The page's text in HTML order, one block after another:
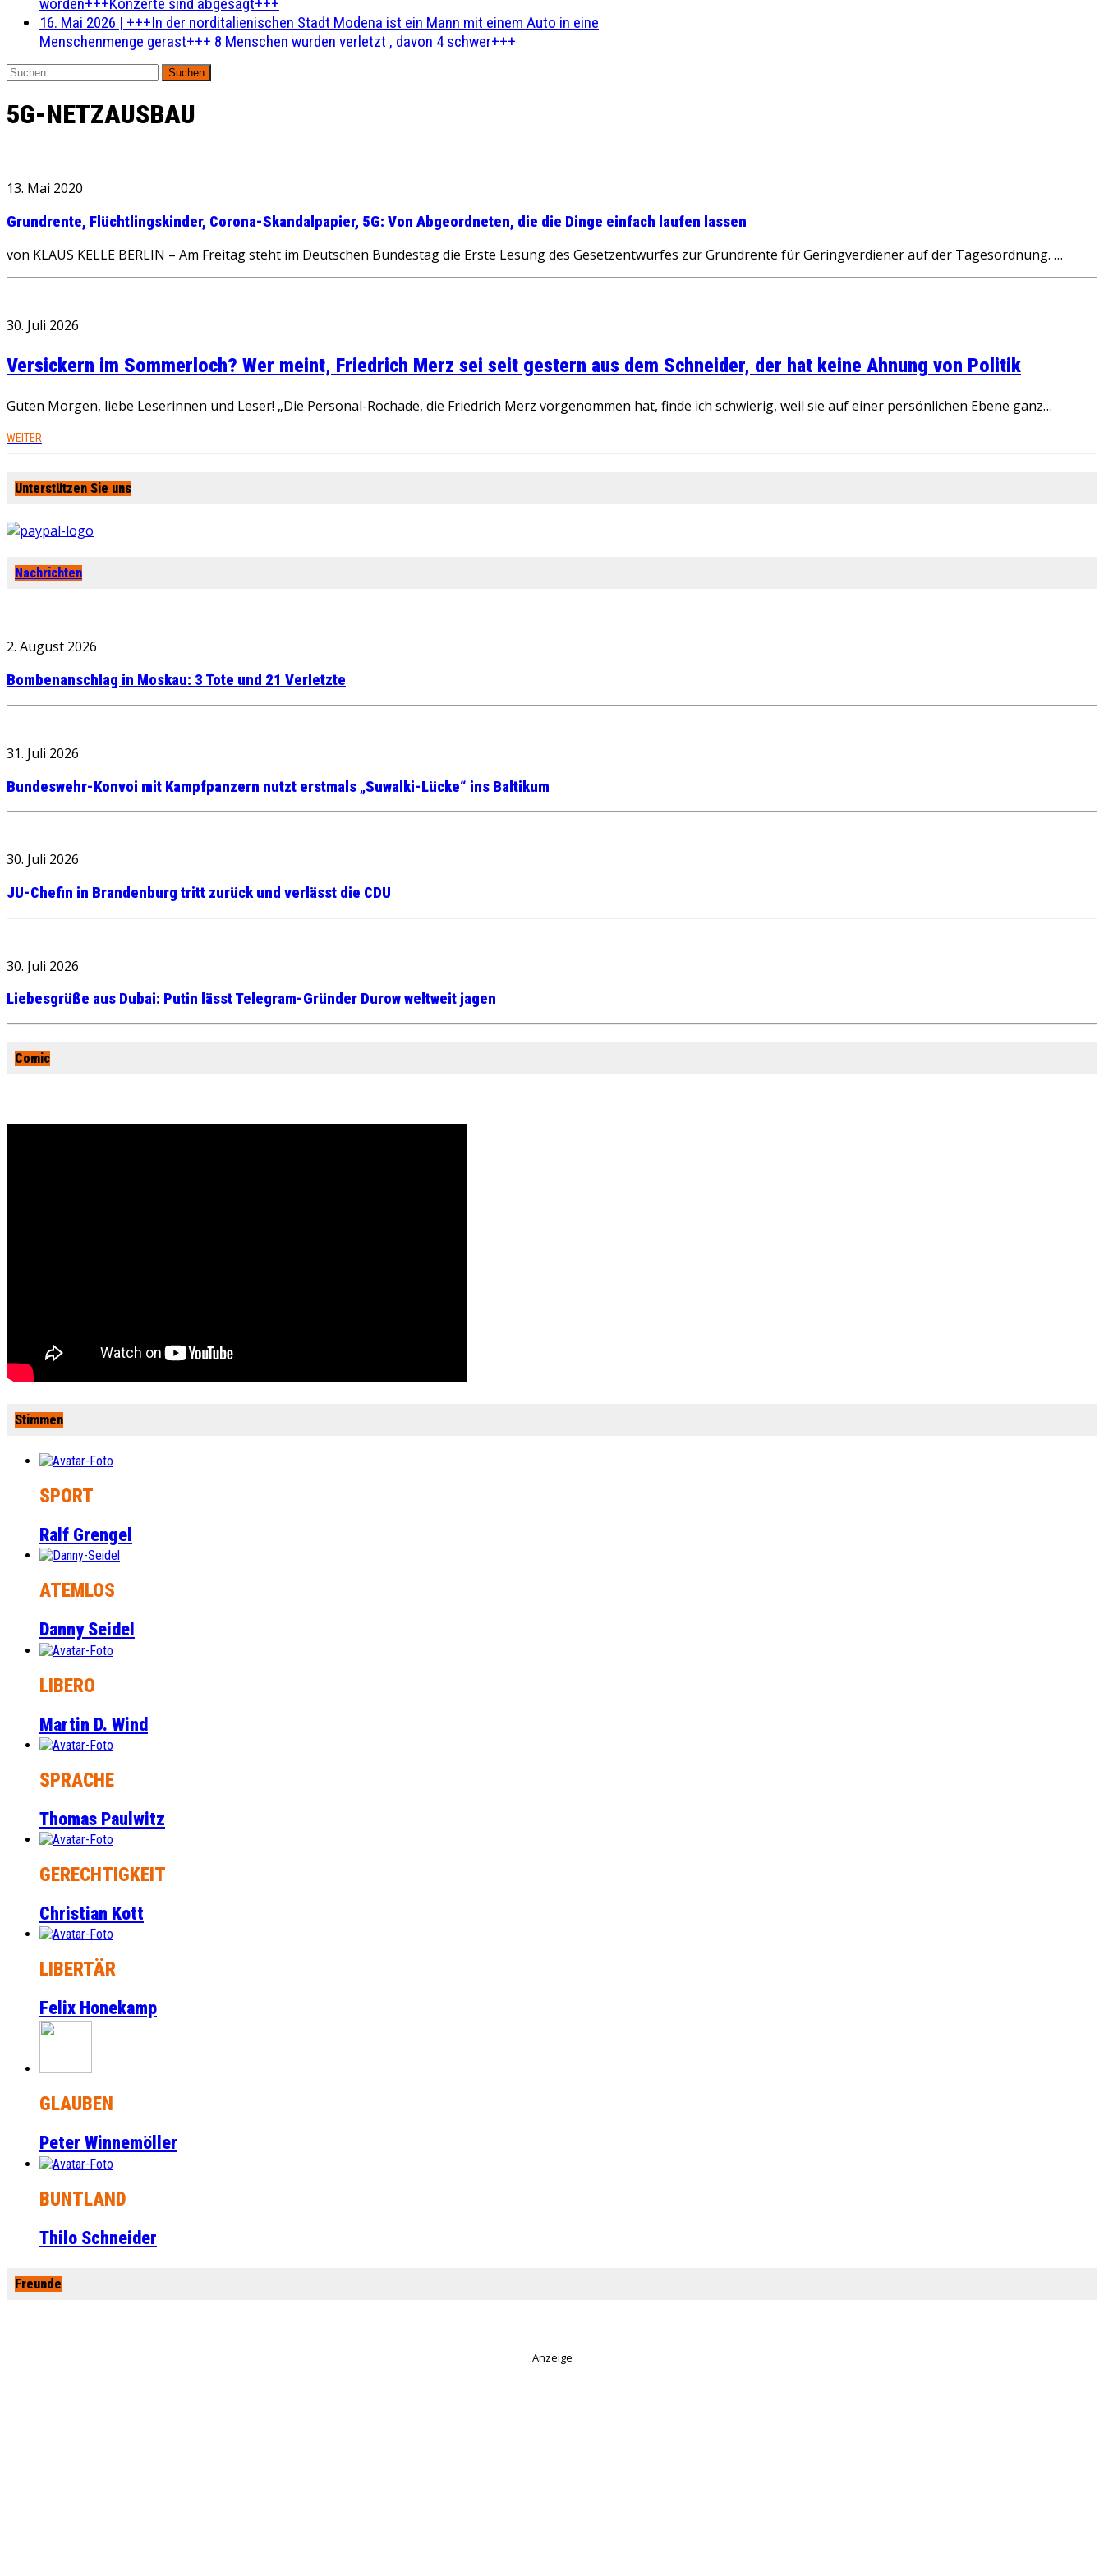
16. Mai 2026 | +++In der norditalienischen Stadt Modena ist ein Mann mit einem Auto in eine
Menschenmenge gerast+++ 8 Menschen wurden verletzt , davon 4 schwer+++
Suchen
nach:
5G-NETZAUSBAU
13. Mai 2020
Grundrente, Flüchtlingskinder, Corona-Skandalpapier, 5G: Von Abgeordneten, die die Dinge einfach laufen lassen
von KLAUS KELLE BERLIN – Am Freitag steht im Deutschen Bundestag die Erste Lesung des Gesetzentwurfes zur Grundrente für Geringverdiener auf der Tagesordnung. …
30. Juli 2026
Versickern im Sommerloch? Wer meint, Friedrich Merz sei seit gestern aus dem Schneider, der hat keine Ahnung von Politik
Guten Morgen, liebe Leserinnen und Leser! „Die Personal-Rochade, die Friedrich Merz vorgenommen hat, finde ich schwierig, weil sie auf einer persönlichen Ebene ganz…
WEITER
Unterstützen Sie uns
Nachrichten
2. August 2026
Bombenanschlag in Moskau: 3 Tote und 21 Verletzte
31. Juli 2026
Bundeswehr-Konvoi mit Kampfpanzern nutzt erstmals „Suwalki-Lücke“ ins Baltikum
30. Juli 2026
JU-Chefin in Brandenburg tritt zurück und verlässt die CDU
30. Juli 2026
Liebesgrüße aus Dubai: Putin lässt Telegram-Gründer Durow weltweit jagen
Comic
Stimmen
SPORT
Ralf Grengel
ATEMLOS
Danny Seidel
LIBERO
Martin D. Wind
SPRACHE
Thomas Paulwitz
GERECHTIGKEIT
Christian Kott
LIBERTÄR
Felix Honekamp
GLAUBEN
Peter Winnemöller
BUNTLAND
Thilo Schneider
Freunde
Anzeige